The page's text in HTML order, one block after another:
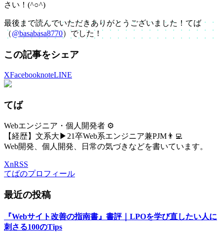
さい！(^○^)
最後まで読んでいただきありがとうございました！てば
（@basabasa8770）でした！
この記事をシェア
XFacebooknoteLINE
てば
Webエンジニア・個人開発者 ⚙️
【経歴】文系大▶21卒Web系エンジニア兼PJM👨‍💻
Web開発、個人開発、日常の気づきなどを書いています。
XnRSS
てばのプロフィール
最近の投稿
『Webサイト改善の指南書』書評｜LPOを学び直したい人に
刺さる100のTips